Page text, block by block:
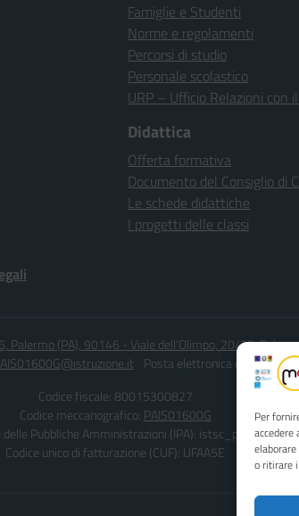
Per
o ritirare
Famiglie e Studenti
Norme e regolamenti
Percorsi di studio
Personale scolastico
URP – Ufficio Relazioni con
Didattica
Offerta formativa
Documento del Consiglio di
Le schede didattiche
I progetti delle classi
Palermo (PA), 90146 - Viale dell'Olimpo, 20/22,
Posta elettronica certificata
Codice fiscale: 80015300827
Codice meccanografico: PAIS01600G
delle Pubbliche Amministrazioni (IPA): istsc_pais01600g
Codice unico di fatturazione (CUF): UFAA5E